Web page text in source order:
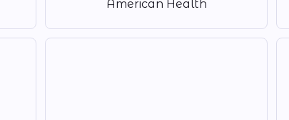
American Health